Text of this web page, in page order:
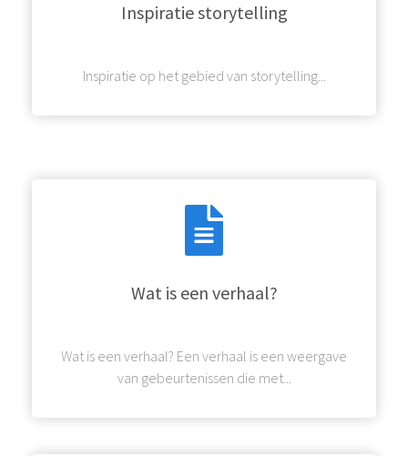
Inspiratie storytelling
Inspiratie op het gebied van storytelling...
Wat is een verhaal?
Wat is een verhaal? Een verhaal is een weergave
van gebeurtenissen die met...